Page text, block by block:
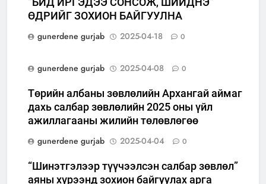
“БИД ИРГЭДЭЭ СОНСОЖ, ШИЙДНЭ”
ӨДРИЙГ ЗОХИОН БАЙГУУЛНА
gunerdene gurjab
2025-04-18 0
gunerdene gurjab 2025-04-08 0
Төрийн албаны зөвлөлийн Архангай аймаг
дахь салбар зөвлөлийн 2025 оны үйл
ажиллагааны жилийн төлөвлөгөө
gunerdene gurjab
2025-04-04 0
“Шинэтгэлээр түүчээлсэн салбар зөвлөл”
аяны хүрээнд зохион байгуулах арга